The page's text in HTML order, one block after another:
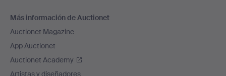
Más información de Auctionet
Auctionet Magazine
App Auctionet
Auctionet Academy
Artistas y diseñadores